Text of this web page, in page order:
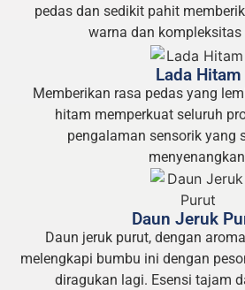
pedas dan sedikit pahit
warna dan kompleksitas
Lada Hitam
Memberikan rasa pedas yang
hitam memperkuat seluruh
pengalaman sensorik yang
Daun Jeruk
Daun jeruk purut, dengan
melengkapi bumbu ini dengan
diragukan lagi. Esensi tajam